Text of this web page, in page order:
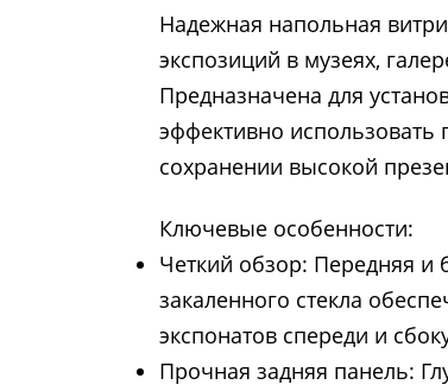
Надежная напольная
экспозиций в музеях,
Предназначена для
эффективно использовать
сохранении высокой
Ключевые особенности:
Четкий обзор: Передняя и
закаленного стекла
экспонатов спереди и
Прочная задняя панель: